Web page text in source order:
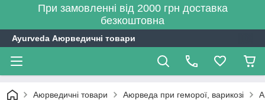
При замовленні від 2000 грн доставка
безкоштовна
Ayurveda Аюрведичні товари
Аюрведичні товари Аюрведа при геморої, варикозі